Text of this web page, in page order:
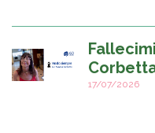
17/07/2026